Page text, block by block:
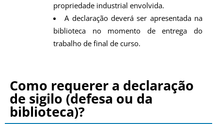
propriedade industrial envolvida.
A declaração deverá ser apresentada na
biblioteca no momento de entrega do
trabalho de final de curso.
Como requerer a declaração
de sigilo (defesa ou da
biblioteca)?